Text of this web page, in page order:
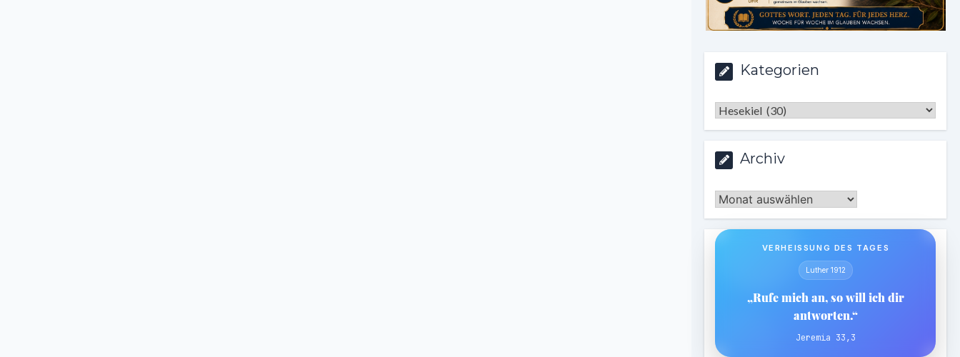
Kategorien
Kategorien
Archiv
Archiv
VERHEISSUNG DES TAGES
Luther 1912
„Rufe mich an, so will ich dir
antworten.“
Jeremia 33,3